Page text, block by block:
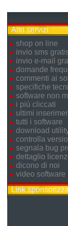
Altri servizi
shop on line
invio sms
invio e-mail
domande
commenti ai
specifiche
software non
i più cliccati
ultimi
tutti i software
download
controlla
segnala bug
dettaglio
dicono di noi
video software
Link